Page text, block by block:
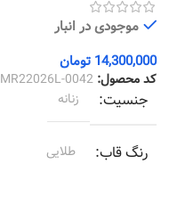
موجودی در انبار
14,300,000 تومان
کد محصول: MR22026L-0042
جنسیت زنانه
رنگ قاب طلایی